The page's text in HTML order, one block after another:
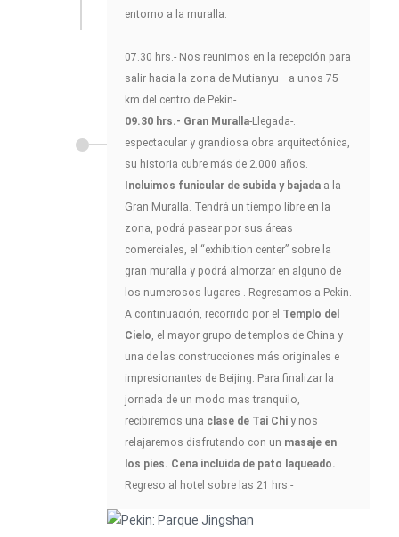
entorno a la muralla.
07.30 hrs.- Nos reunimos en la recepción para
salir hacia la zona de Mutianyu –a unos 75
km del centro de Pekin-.
09.30 hrs.- Gran Muralla-Llegada-.
espectacular y grandiosa obra arquitectónica,
su historia cubre más de 2.000 años.
Incluimos funicular de subida y bajada a la
Gran Muralla. Tendrá un tiempo libre en la
zona, podrá pasear por sus áreas
comerciales, el “exhibition center” sobre la
gran muralla y podrá almorzar en alguno de
los numerosos lugares . Regresamos a Pekin.
A continuación, recorrido por el Templo del
Cielo , el mayor grupo de templos de China y
una de las construcciones más originales e
impresionantes de Beijing. Para finalizar la
jornada de un modo mas tranquilo,
recibiremos una clase de Tai Chi y nos
relajaremos disfrutando con un masaje en
los pies. Cena incluida de pato laqueado.
Regreso al hotel sobre las 21 hrs.-